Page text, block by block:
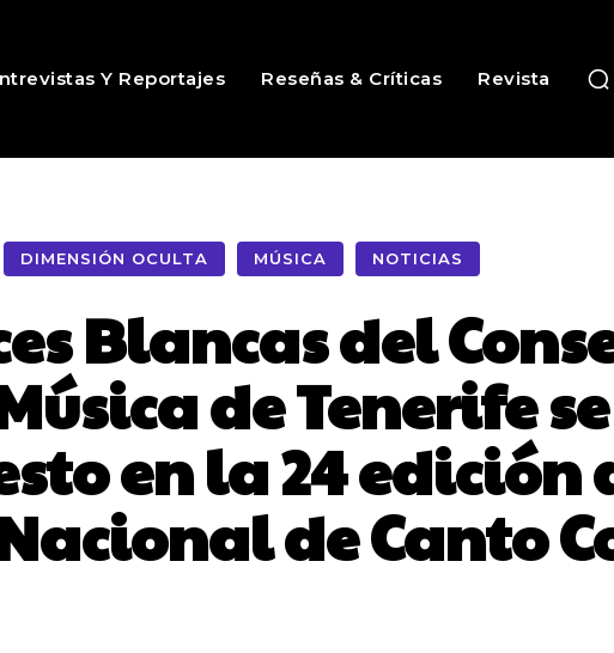
Y Reportajes Reseñas & Críticas Revista
DIMENSIÓN OCULTA MÚSICA NOTICIAS
Blancas del
de Tenerife
en la 24 edición
de Canto